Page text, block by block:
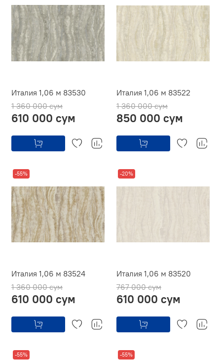
Италия 1,06 м 83530
1 360 000 сум
610 000 сум
Италия 1,06 м 83522
1 360 000 сум
850 000 сум
-55%
Италия 1,06 м 83524
1 360 000 сум
610 000 сум
-20%
Италия 1,06 м 83520
767 000 сум
610 000 сум
-55% -55%